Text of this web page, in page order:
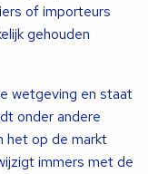
of importeurs
gehouden
wetgeving en staat
onder andere
het op de markt
immers met de